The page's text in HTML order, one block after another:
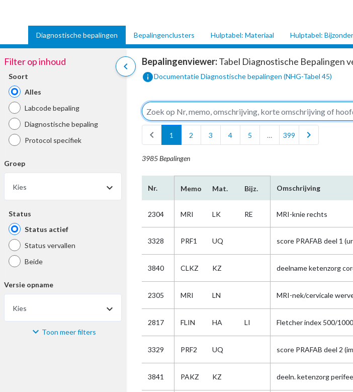
Diagnostische bepalingen Bepalingenclusters Hulptabel: Materiaal Hulptabel:
chevron_left
Filter op inhoud
Soort
Alles
Labcode bepaling
Diagnostische bepaling
Protocol specifiek
Groep
Kies
Status
Status actief
Status vervallen
Beide
Versie opname
Kies
Materiaal Toon meer filters
Bepalingenviewer:Tabel Diagnostische Bepalingen
infoDocumentatie Diagnostische bepalingen (NHG-Tabel 45)
chevron_left
1 2 3 4 5 … 399 chevron_right
3985 Bepalingen
Nr. Memo Mat. Bijz. Omschrijving
2304 MRI LK RE MRI-knie rechts
3328 PRF1 UQ score PRAFAB deel 1
3840 CLKZ KZ deelname ketenzorg
2305 MRI LN MRI-nek/cervicale
2817 FLIN HA LI Fletcher index 500/
3329 PRF2 UQ score PRAFAB deel 2
3841 PAKZ KZ deeln. ketenzorg